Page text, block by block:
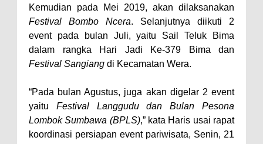
Berjalan Bertahap
"Polisi Peduli" Satsamapta
Polres Bima Bantu Warga Padolo
Atasi Krisis Air Bersih
Warga Tidak Layak Huni di
Kelurahan Oi Mbo, Dorong
Percepatan Bantuan BSPS
Kemudian pada Mei 2019, akan dilaksanakan
Festival Bombo Ncera. Selanjutnya diikuti 2
event pada bulan Juli, yaitu Sail Teluk Bima
dalam rangka Hari Jadi Ke-379 Bima dan
Festival Sangiang di Kecamatan Wera.
“Pada bulan Agustus, juga akan digelar 2 event
yaitu Festival Langgudu dan Bulan Pesona
Lombok Sumbawa (BPLS),” kata Haris usai rapat
koordinasi persiapan event pariwisata, Senin, 21